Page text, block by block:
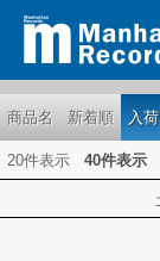
商品名 新着順 入
20件表示 40件表示